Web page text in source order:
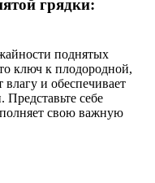
грядки:
поднятых
ключ к плодородной,
и обеспечивает
себе
свою важную